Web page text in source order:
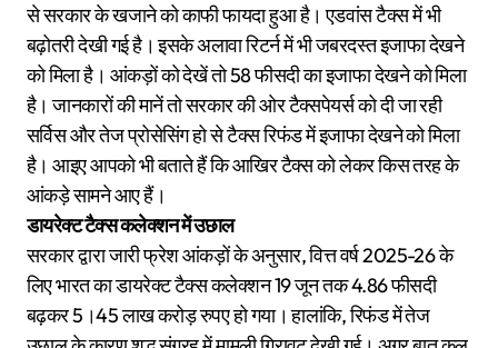
से सरकार के खजाने को काफी फायदा हुआ है। एडवांस टैक्स में भी
बढ़ोतरी देखी गई है। इसके अलावा रिटर्न में भी जबरदस्त इजाफा देखने
को मिला है। आंकड़ों को देखें तो 58 फीसदी का इजाफा देखने को मिला
है। जानकारों की मानें तो सरकार की ओर टैक्सपेयर्स को दी जा रही
सर्विस और तेज प्रोसेसिंग हो से टैक्स रिफंड में इजाफा देखने को मिला
है। आइए आपको भी बताते हैं कि आखिर टैक्स को लेकर किस तरह के
आंकड़े सामने आए हैं।
डायरेक्ट टैक्स कलेक्शन में उछाल
सरकार द्वारा जारी फ्रेश आंकड़ों के अनुसार, वित्त वर्ष 2025-26 के
लिए भारत का डायरेक्ट टैक्स कलेक्शन 19 जून तक 4.86 फीसदी
बढ़कर 5।45 लाख करोड़ रुपए हो गया। हालांकि, रिफंड में तेज